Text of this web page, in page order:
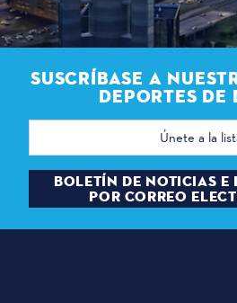
SUSCRÍBASE A
DEPORTES DE
Dirección
correo
electrónico
BOLETÍN DE NOTICIAS E
POR CORREO